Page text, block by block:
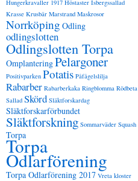
Hungerkravaller 1917 Höstaster Isbergssallad
Krasse Krusbär Marstrand Maskrosor
Norrköping Odling
odlingslotten
Odlingslotten Torpa
OmplanteringPelargoner
Positivparken Potatis Påfågelslilja
Rabarber Rabarberkaka Ringblomma Rödbeta
Sallad Skörd Släktforskardag
Släktforskarförbundet
Släktforskning Sommarväder Squash
Torpa
Torpa
Odlarförening
Torpa Odlarförening 2017 Vreta kloster